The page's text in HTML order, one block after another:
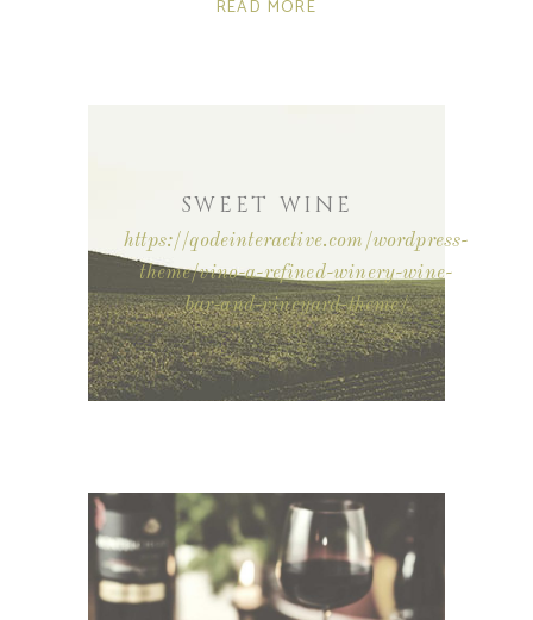
READ MORE
SWEET WINE
https://qodeinteractive.com/wordpress-
theme/vino-a-refined-winery-wine-
bar-and-vineyard-theme/